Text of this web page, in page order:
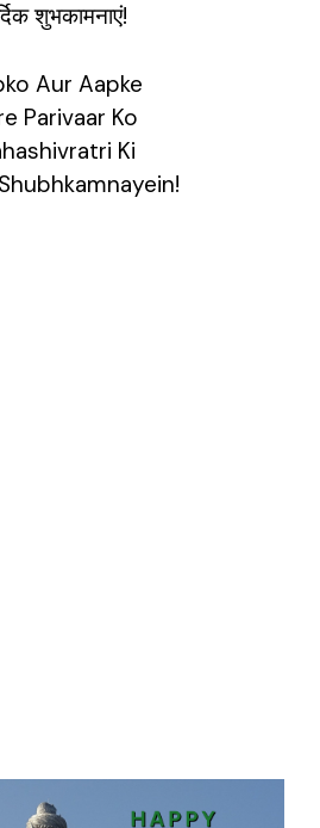
शुभकामनाएं!
Aur Aapke
Parivaar Ko
Ki